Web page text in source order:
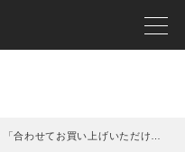
「合わせてお買い上げいただけました。」(10/17)